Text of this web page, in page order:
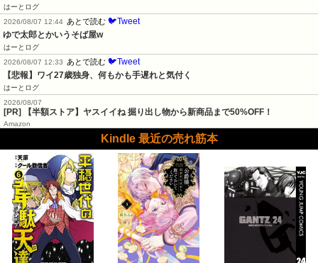
はーとログ
2026/08/07 12:44 あとで読む 🐦Tweet
ゆで太郎とかいうそば屋w
はーとログ
2026/08/07 12:33
あとで読む 🐦Tweet
【悲報】ワイ27歳独身、何もかも手遅れと気付く
はーとログ
2026/08/07
[PR] 【半額ストア】ヤスイイね 掘り出し物から新商品まで50%OFF！
Amazon
Kindle 最近の売れ筋本